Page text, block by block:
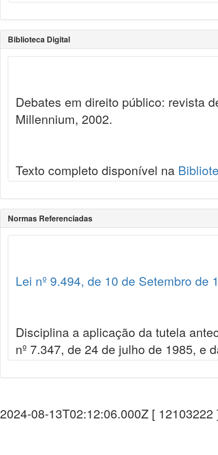
Biblioteca Digital
Debates em direito público: revista
Millennium, 2002.
Texto completo disponível na
Normas Referenciadas
Lei nº 9.494, de 10 de Setembro de
Disciplina a aplicação da tutela
nº 7.347, de 24 de julho de 1985, e
2024-08-13T02:12:06.000Z [ 12103222